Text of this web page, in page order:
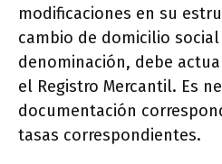
modificaciones en su
cambio de domicilio
denominación, debe
el Registro Mercantil. Es
documentación
tasas correspondientes.